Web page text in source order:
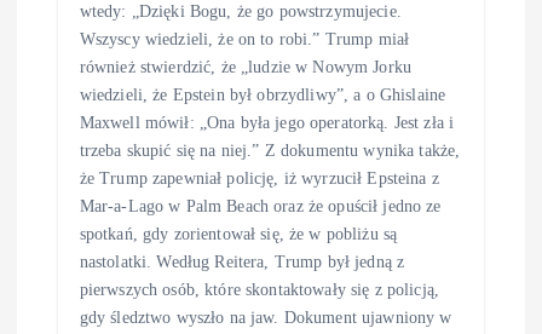
wtedy: „Dzięki Bogu, że go powstrzymujecie.
Wszyscy wiedzieli, że on to robi.” Trump miał
również stwierdzić, że „ludzie w Nowym Jorku
wiedzieli, że Epstein był obrzydliwy”, a o Ghislaine
Maxwell mówił: „Ona była jego operatorką. Jest zła i
trzeba skupić się na niej.” Z dokumentu wynika także,
że Trump zapewniał policję, iż wyrzucił Epsteina z
Mar-a-Lago w Palm Beach oraz że opuścił jedno ze
spotkań, gdy zorientował się, że w pobliżu są
nastolatki. Według Reitera, Trump był jedną z
pierwszych osób, które skontaktowały się z policją,
gdy śledztwo wyszło na jaw. Dokument ujawniony w